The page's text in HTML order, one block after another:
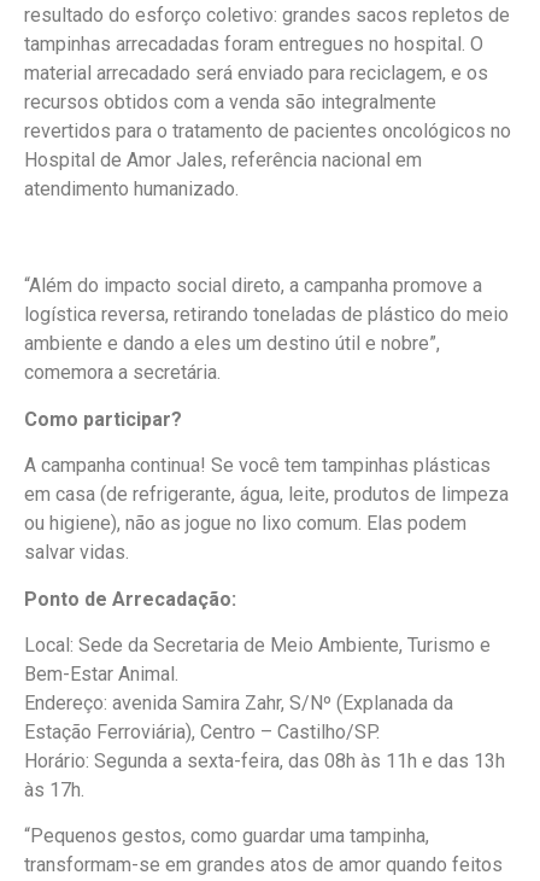
resultado do esforço coletivo: grandes sacos repletos de
tampinhas arrecadadas foram entregues no hospital. O
material arrecadado será enviado para reciclagem, e os
recursos obtidos com a venda são integralmente
revertidos para o tratamento de pacientes oncológicos no
Hospital de Amor Jales, referência nacional em
atendimento humanizado.
“Além do impacto social direto, a campanha promove a
logística reversa, retirando toneladas de plástico do meio
ambiente e dando a eles um destino útil e nobre”,
comemora a secretária.
Como participar?
A campanha continua! Se você tem tampinhas plásticas
em casa (de refrigerante, água, leite, produtos de limpeza
ou higiene), não as jogue no lixo comum. Elas podem
salvar vidas.
Ponto de Arrecadação:
Local: Sede da Secretaria de Meio Ambiente, Turismo e
Bem-Estar Animal.
Endereço: avenida Samira Zahr, S/Nº (Explanada da
Estação Ferroviária), Centro – Castilho/SP.
Horário: Segunda a sexta-feira, das 08h às 11h e das 13h
às 17h.
“Pequenos gestos, como guardar uma tampinha,
transformam-se em grandes atos de amor quando feitos